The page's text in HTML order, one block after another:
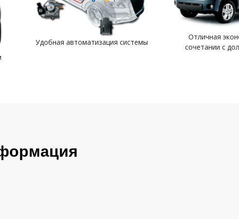
Удобная автоматизация системы
Отличная
сочетании с